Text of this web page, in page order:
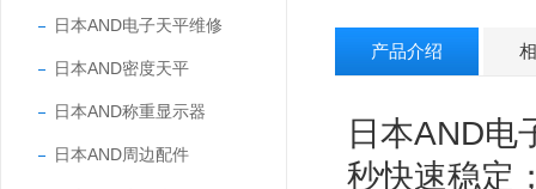
日本AND电子天平维修
日本AND密度天平
日本AND称重显示器
日本AND周边配件
产品介绍
日本AND电
秒快速稳定